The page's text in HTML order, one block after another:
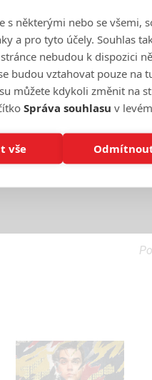
s některými nebo se všemi,
a pro tyto účely. Souhlas
nebudou k dispozici
budou vztahovat pouze na
můžete kdykoli změnit na
Správa souhlasu v
vše